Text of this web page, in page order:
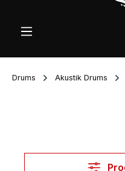
Drums Akustik Drums